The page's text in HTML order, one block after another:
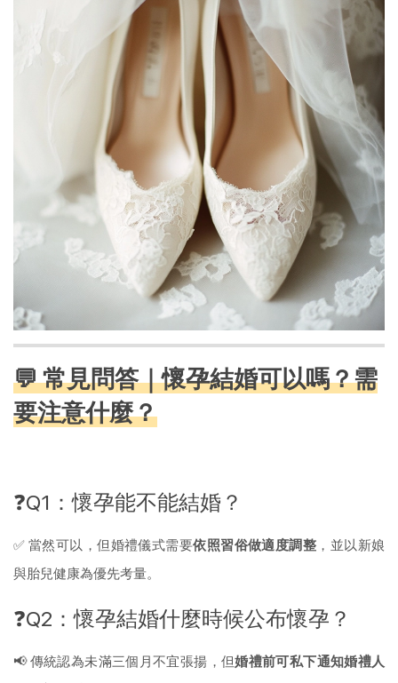
💬 常見問答｜懷孕結婚可以嗎？需
要注意什麼？
❓Q1：懷孕能不能結婚？
✅ 當然可以，但婚禮儀式需要依照習俗做適度調整 ，並以新娘
與胎兒健康為優先考量。
❓Q2：懷孕結婚什麼時候公布懷孕？
📢 傳統認為未滿三個月不宜張揚，但婚禮前可私下通知婚禮人